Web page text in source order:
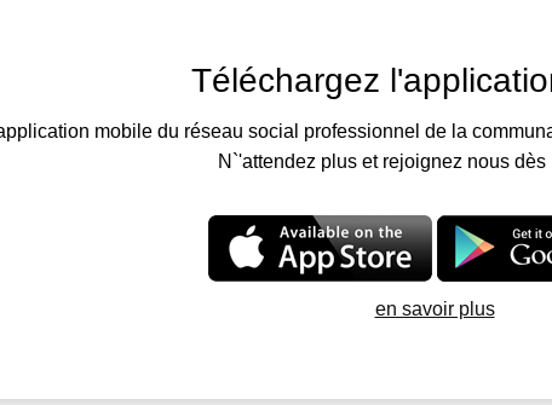
Téléchargez
mobile du réseau social professionnel de la
N`'attendez plus et rejoignez nous dès
en savoir plus